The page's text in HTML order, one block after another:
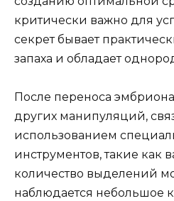
критически важно для
секрет бывает
запаха и обладает
После переноса
других манипуляций,
использованием
инструментов, такие как
количество выделений
наблюдается небольшое